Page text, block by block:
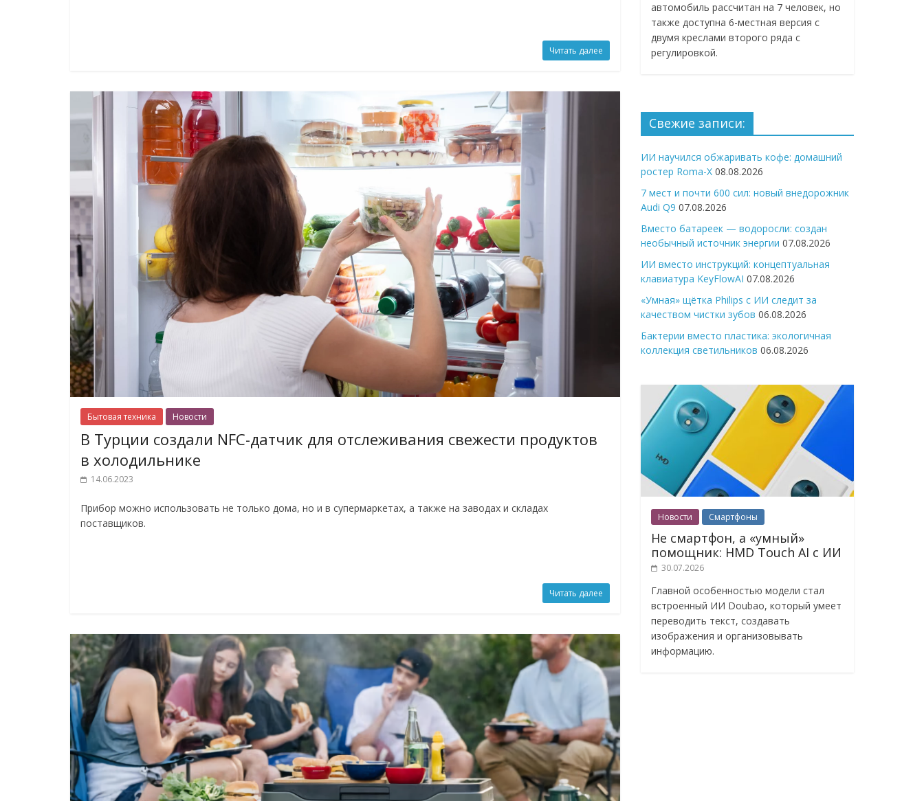
Читать далее
Бытовая техника Новости
В Турции создали NFC-датчик для отслеживания свежести продуктов
в холодильнике
14.06.2023
Прибор можно использовать не только дома, но и в супермаркетах, а также на заводах и складах
поставщиков.
Читать далее
автомобиль рассчитан на 7 человек, но
также доступна 6-местная версия с
двумя креслами второго ряда с
регулировкой.
Свежие записи:
ИИ научился обжаривать кофе: домашний
ростер Roma-X 08.08.2026
7 мест и почти 600 сил: новый внедорожник
Audi Q9 07.08.2026
Вместо батареек — водоросли: создан
необычный источник энергии 07.08.2026
ИИ вместо инструкций: концептуальная
клавиатура KeyFlowAI 07.08.2026
«Умная» щётка Philips с ИИ следит за
качеством чистки зубов 06.08.2026
Бактерии вместо пластика: экологичная
коллекция светильников 06.08.2026
Новости Смартфоны
Не смартфон, а «умный»
помощник: HMD Touch AI с ИИ
30.07.2026
Главной особенностью модели стал
встроенный ИИ Doubao, который умеет
переводить текст, создавать
изображения и организовывать
информацию.